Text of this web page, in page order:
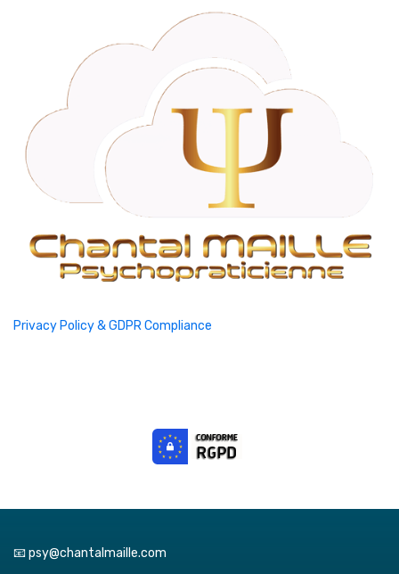
Privacy Policy & GDPR Compliance
📧 psy@chantalmaille.com